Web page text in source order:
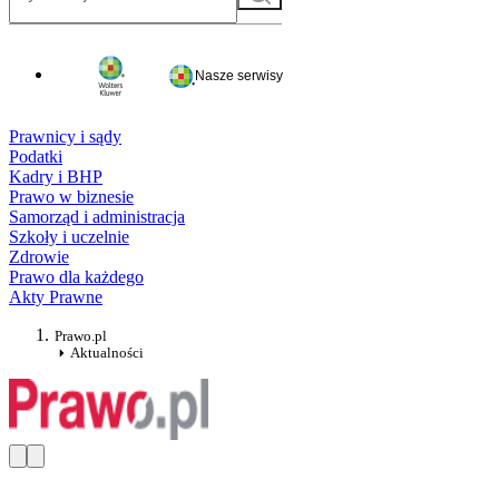
Nasze serwisy
Prawnicy i sądy
Podatki
Kadry i BHP
Prawo w biznesie
Samorząd i administracja
Szkoły i uczelnie
Zdrowie
Prawo dla każdego
Akty Prawne
Prawo.pl
Aktualności